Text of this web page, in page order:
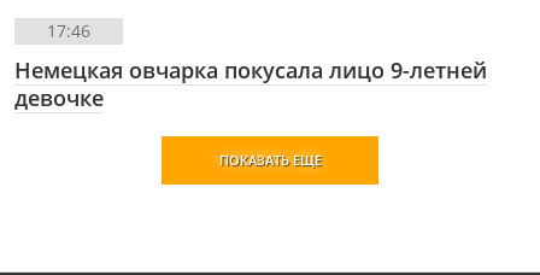
17:46
Немецкая овчарка покусала лицо 9-летней
девочке
ПОКАЗАТЬ ЕЩЕ